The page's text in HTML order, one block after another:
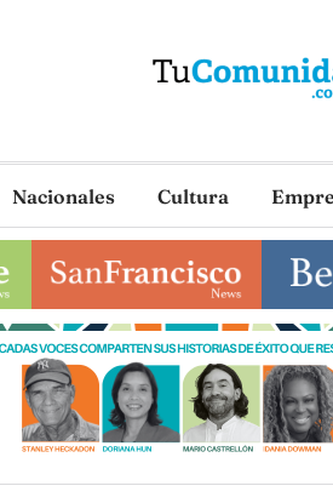
Nacionales Cultura